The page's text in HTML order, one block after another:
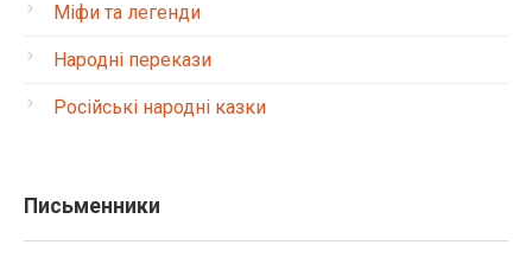
Міфи та легенди
Народні перекази
Російські народні казки
Письменники